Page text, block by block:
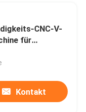
CNC-V-
für
Kontakt